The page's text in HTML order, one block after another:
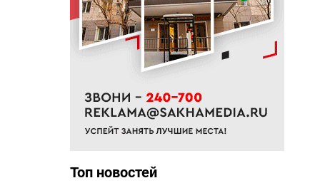
11:12
Суд признал незаконным
ограничение работы бара в
Якутске
В Якутске на двух улицах
10:43
Уровень воды на реке Яне
вернулся к норме
самым быстрым ростом
Топ новостей